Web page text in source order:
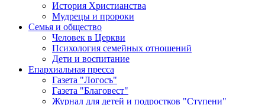
История Христианства
Мудрецы и пророки
Семья и общество
Человек в Церкви
Психология семейных отношений
Дети и воспитание
Епархиальная пресса
Газета "Логосъ"
Газета "Благовест"
Журнал для детей и подростков "Ступени"